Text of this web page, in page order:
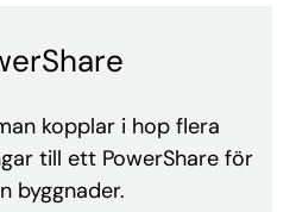
kopplar i hop flera
till ett PowerShare för
byggnader.